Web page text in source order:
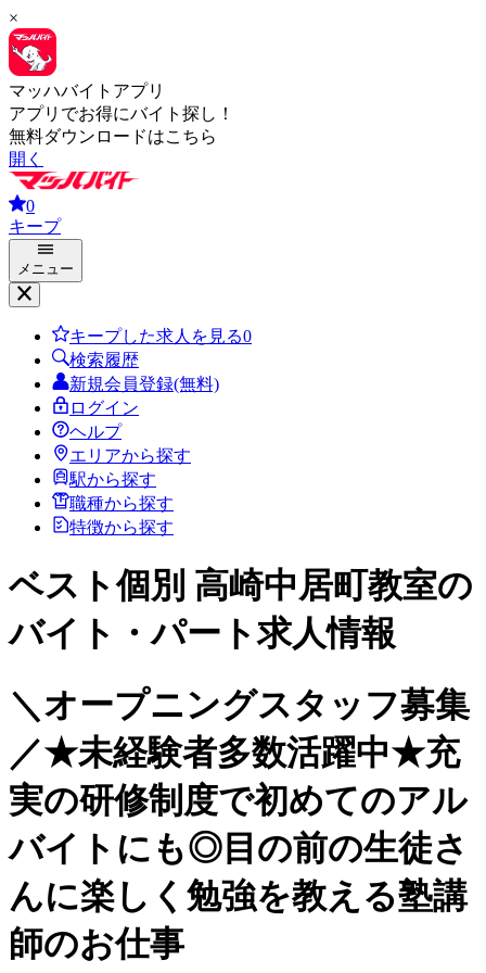
×
マッハバイトアプリ
アプリでお得にバイト探し！
無料ダウンロードはこちら
開く
0
キープ
メニュー
キープした求人を見る0
検索履歴
新規会員登録(無料)
ログイン
ヘルプ
エリアから探す
駅から探す
職種から探す
特徴から探す
ベスト個別 高崎中居町教室の
バイト・パート求人情報
＼オープニングスタッフ募集
／★未経験者多数活躍中★充
実の研修制度で初めてのアル
バイトにも◎目の前の生徒さ
んに楽しく勉強を教える塾講
師のお仕事